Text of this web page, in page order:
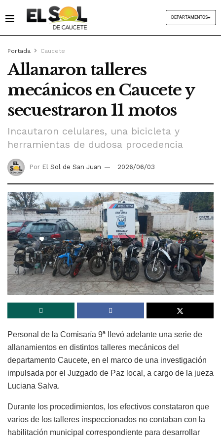
DEPARTAMENTOS
Portada Caucete
Allanaron talleres
mecánicos en Caucete y
secuestraron 11 motos
Incautaron celulares, una bicicleta y
herramientas de dudosa procedencia
Por El Sol de San Juan 2026/06/03
Personal de la Comisaría 9ª llevó adelante una serie de
allanamientos en distintos talleres mecánicos del
departamento Caucete, en el marco de una investigación
impulsada por el Juzgado de Paz local, a cargo de la jueza
Luciana Salva.
Durante los procedimientos, los efectivos constataron que
varios de los talleres inspeccionados no contaban con la
habilitación municipal correspondiente para desarrollar